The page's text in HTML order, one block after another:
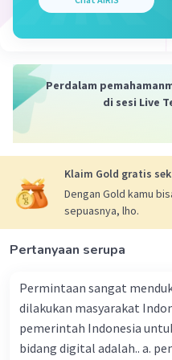
diterbitkan pada
menyajikan
Marshall dapat
Marshall
sebagai "studi
usaha sehari-
tentang
manusia di pasar
Menurutnya,
sumber daya
memenuhi
tidak terbatas.
Perdalam
di sesi Live
Klaim Gold gratis
Dengan Gold kamu
sepuasnya, lho.
Pertanyaan serupa
Permintaan sangat
dilakukan masyarakat
pemerintah Indonesia
bidang digital adalah.. a.